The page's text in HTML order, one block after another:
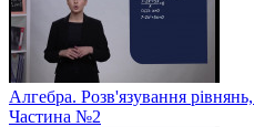
Алгебра. Розв'язування
Частина №2